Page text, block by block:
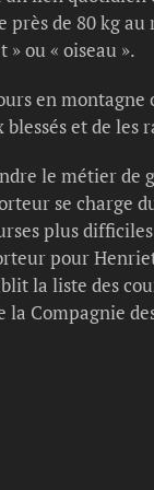
près de 80 kg
» ou « oiseau ».
en
blessés et de les
le métier de
se charge
plus
pour
la liste des
la Compagnie